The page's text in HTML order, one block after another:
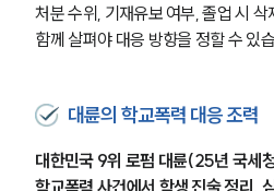
처분 수위, 기재유보 여부, 졸업 시
함께 살펴야 대응 방향을 정할 수 있
대륜의 학교폭력 대응 조력
대한민국 9위 로펌 대륜(25년 국세
학교폭력 사건에서 학생 진술 정리,